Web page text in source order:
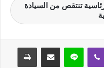
تنتقص من السيادة
لاين